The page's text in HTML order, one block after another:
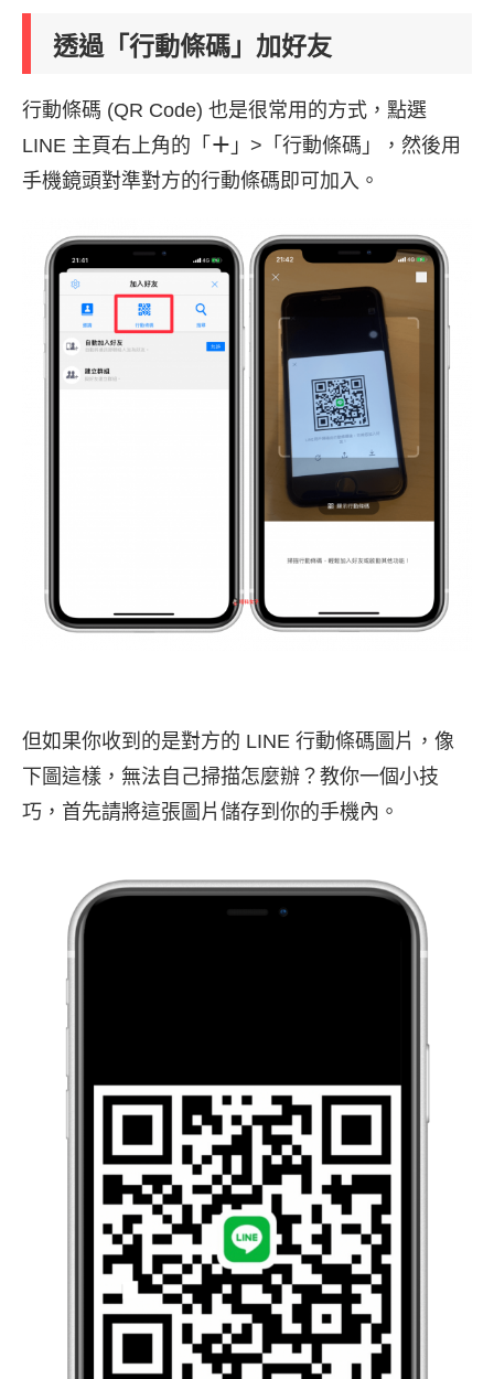
透過「行動條碼」加好友
行動條碼 (QR Code) 也是很常用的方式，點選
LINE 主頁右上角的「 ＋ 」>「行動條碼」，然後用
手機鏡頭對準對方的行動條碼即可加入。
但如果你收到的是對方的 LINE 行動條碼圖片，像
下圖這樣，無法自己掃描怎麼辦？教你一個小技
巧，首先請將這張圖片儲存到你的手機內。